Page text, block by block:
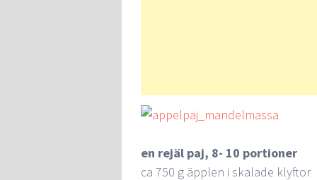
en rejäl paj, 8- 10 portioner
ca 750 g äpplen i skalade klyftor